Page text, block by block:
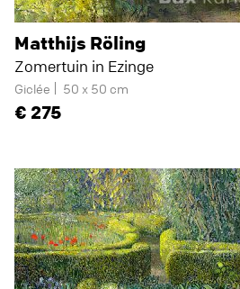
Matthijs Röling
Zomertuin in Ezinge
Giclée 50 x 50 cm
275